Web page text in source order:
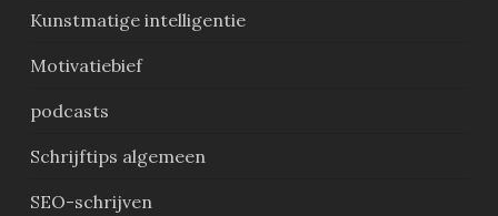
Kunstmatige intelligentie
Motivatiebief
podcasts
Schrijftips algemeen
SEO-schrijven